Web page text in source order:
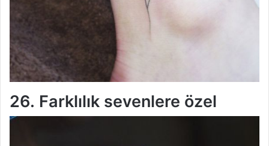
26. Farklılık sevenlere özel